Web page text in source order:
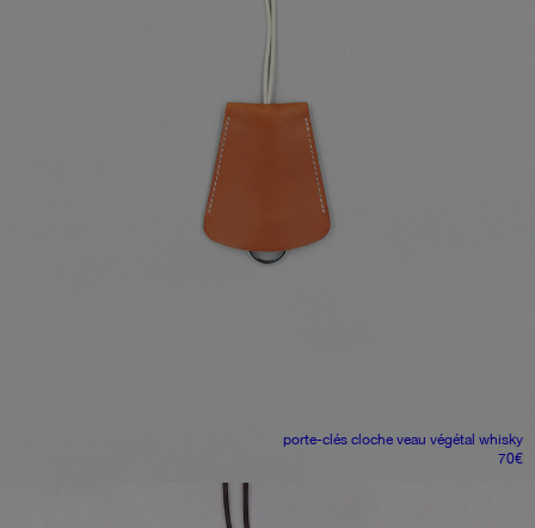
porte-clés cloche veau végétal whisky
70€